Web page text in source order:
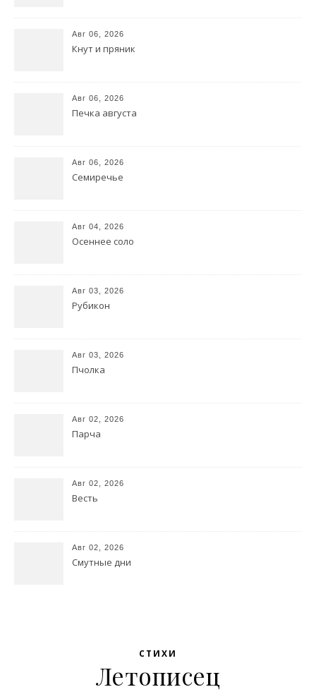
Авг 06, 2026
Кнут и пряник
Авг 06, 2026
Печка августа
Авг 06, 2026
Семиречье
Авг 04, 2026
Осеннее соло
Авг 03, 2026
Рубикон
Авг 03, 2026
Пчолка
Авг 02, 2026
Парча
Авг 02, 2026
Весть
Авг 02, 2026
Смутные дни
СТИХИ
Летописец